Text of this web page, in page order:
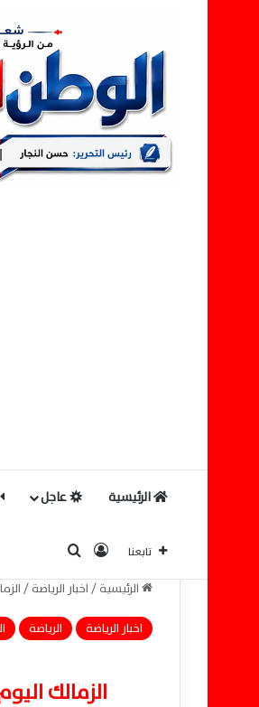
الرئيسية عاجل
تابعنا تسجيل الدخول
الرئيسية/اخبار الرياضة/
اخبار الرياضة
الرياضة